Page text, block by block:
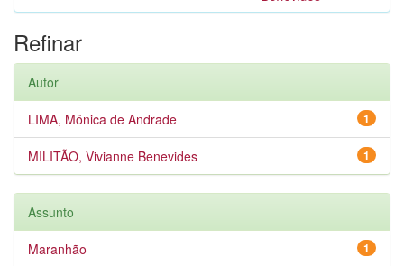
Refinar
Autor
1
LIMA, Mônica de Andrade
1
MILITÃO, Vivianne Benevides
Assunto
1
Maranhão